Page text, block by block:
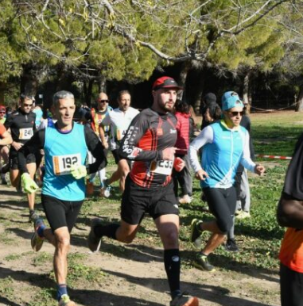
Courses 2022
Courses 2021
Courses 2020